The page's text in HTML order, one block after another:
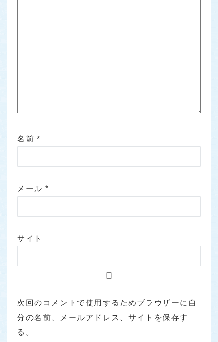
名前 *
メール*
サイト
次回のコメントで使用するためブラウザーに自
分の名前、メールアドレス、サイトを保存す
る。